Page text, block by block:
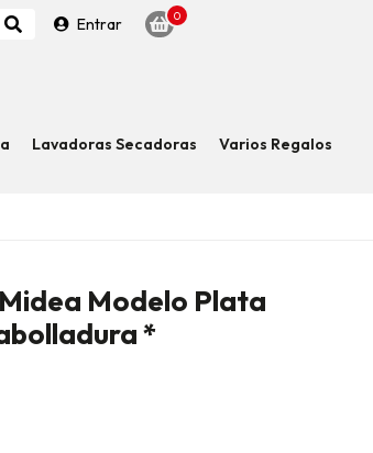
Entrar 0
Lavadoras Secadoras Varios Regalos
Modelo Plata
*